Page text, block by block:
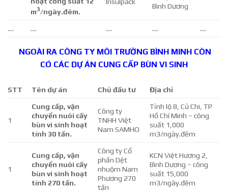
m3/ngày.đêm.
Bình Dương
…. …. …. …. ….
NGOÀI RA CÔNG TY MÔI TRƯỜNG BÌNH MINH CÒN
CÓ CÁC DỰ ÁN CUNG CẤP BÙN VI SINH
STT Tên dự án Chủ đầu tư Địa chỉ
1
Cung cấp, vận
chuyển nuôi cấy
bùn vi sinh hoạt
tính 30 tấn.
Công ty
TNHH Việt
Nam SAMHO
Tỉnh lộ 8, Củ Chi, TP
Hồ Chí Minh – công
suất 1,000
m3/ngày.đêm
1
Cung cấp, vận
chuyển nuôi cấy
bùn vi sinh hoạt
tính 270 tấn.
Công ty Cổ
phần Dệt
nhuộm Nam
Phương 270
tấn
KCN Việt Hương 2,
Bình Dương – công
suất 15,000
m3/ngày.đêm